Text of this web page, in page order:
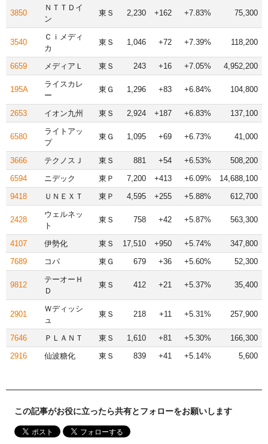
3850
ＮＴＴＤイ
ン
東Ｓ 2,230 +162 +7.83% 75,300
3540
Ｃｉメディ
カ
東Ｓ 1,046 +72 +7.39% 118,200
6659 メディアＬ 東Ｓ 243 +16 +7.05% 4,952,200
195A
ライスカレ
ー
東Ｇ 1,296 +83 +6.84% 104,800
2653 イオン九州 東Ｓ 2,924 +187 +6.83% 137,100
6580
ライトアッ
プ
東Ｇ 1,095 +69 +6.73% 41,000
3666 テクノスＪ 東Ｓ 881 +54 +6.53%
508,200
6594
ニデック 東Ｐ 7,200 +413 +6.09%
14,688,100
9418
ＵＮＥＸＴ 東Ｐ 4,595 +255 +5.88% 612,700
2428
ウェルネッ
ト
東Ｓ 758 +42 +5.87% 563,300
4107 伊勢化 東Ｓ 17,510 +950 +5.74%
347,800
7689
コパ 東Ｇ 679 +36 +5.60% 52,300
9812
テーオーＨ
Ｄ
東Ｓ 412 +21 +5.37% 35,400
2901
Ｗディッシ
ュ
東Ｓ 218 +11 +5.31% 257,900
7646 ＰＬＡＮＴ 東Ｓ 1,610 +81 +5.30%
166,300
2916
仙波糖化 東Ｓ 839 +41 +5.14% 5,600
この記事がお役に立ったら共有とフォローをお願いします